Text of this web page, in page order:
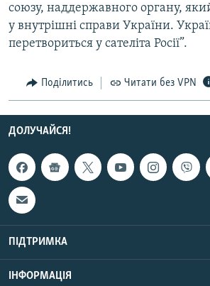
союзу, наддержавного органу,
у внутрішні справи України.
перетвориться у сателіта Росії”.
Поділитись Читати без VPN
ДОЛУЧАЙСЯ!
ПІДТРИМКА
ІНФОРМАЦІЯ